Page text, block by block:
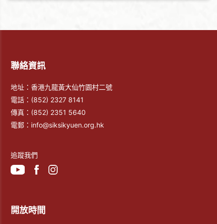
聯絡資訊
地址：香港九龍黃大仙竹園村二號
電話： (852) 2327 8141
傳真： (852) 2351 5640
電郵： info@siksikyuen.org.hk
追蹤我們
開放時間